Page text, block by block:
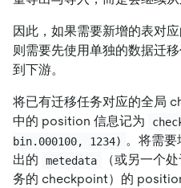
因此，如果需要新增的表对
则需要先使用单独的数据迁
到下游。
将已有迁移任务对应的全局
中的 position 信息记为
bin.000100, 1234) 。将需要
出的
metedata （或另一个
务的 checkpoint）的